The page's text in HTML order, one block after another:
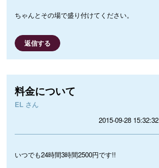
ちゃんとその場で盛り付けてください。
返信する
料金について
EL さん
2015-09-28 15:32:32
いつでも24時間3時間2500円です!!